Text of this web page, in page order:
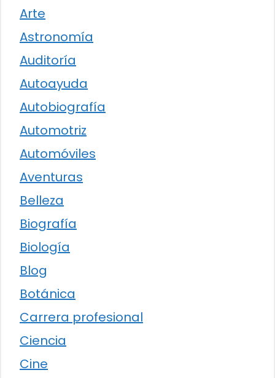
Arte
Astronomía
Auditoría
Autoayuda
Autobiografía
Automotriz
Automóviles
Aventuras
Belleza
Biografía
Biología
Blog
Botánica
Carrera profesional
Ciencia
Cine